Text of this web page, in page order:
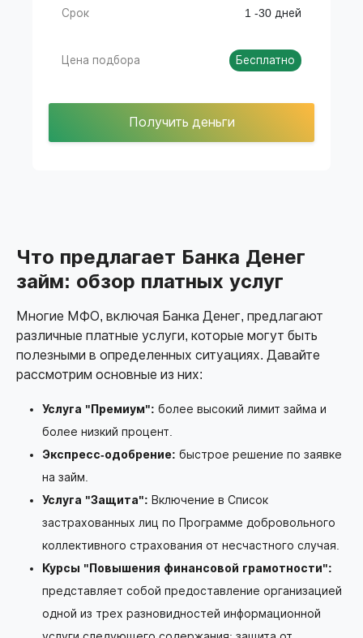
Срок 1 -30 дней
Цена подбора Бесплатно
Получить деньги
Что предлагает Банка Денег
займ: обзор платных услуг
Многие МФО, включая Банка Денег, предлагают
различные платные услуги, которые могут быть
полезными в определенных ситуациях. Давайте
рассмотрим основные из них:
Услуга "Премиум": более высокий лимит займа и
более низкий процент.
Экспресс-одобрение: быстрое решение по заявке
на займ.
Услуга "Защита": Включение в Список
застрахованных лиц по Программе добровольного
коллективного страхования от несчастного случая.
Курсы "Повышения финансовой грамотности":
представляет собой предоставление организацией
одной из трех разновидностей информационной